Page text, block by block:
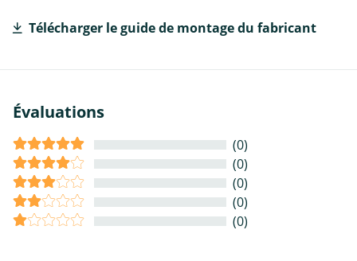
Télécharger le guide de montage du fabricant
Évaluations
(0)
(0)
(0)
(0)
(0)